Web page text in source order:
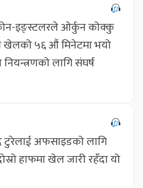
इङ्स्टलरले ओर्कुन कोक्कु
खेलको ५६ औं मिनेटमा भयो
लागि संघर्ष
टुरेलाई अफसाइडको लागि
हाफमा खेल जारी रहँदा यो